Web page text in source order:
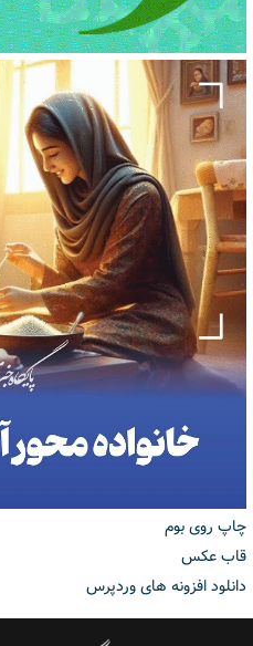
چاپ روی بوم
قاب عکس
دانلود افزونه های وردپرس